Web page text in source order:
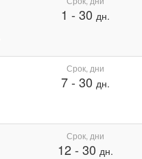
1 - 30 дн.
Срок, дни
7- 30 дн.
Срок, дни
12- 30 дн.